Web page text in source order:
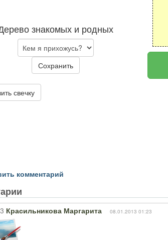
знакомых и родных
Сохранить
свечку
комментарий
Красильникова Маргарита 08.01.2013 01:23